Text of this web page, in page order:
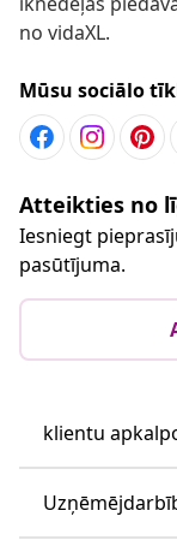
no vidaXL.
Mūsu sociālo
Atteikties no
Iesniegt
pasūtījuma.
klientu